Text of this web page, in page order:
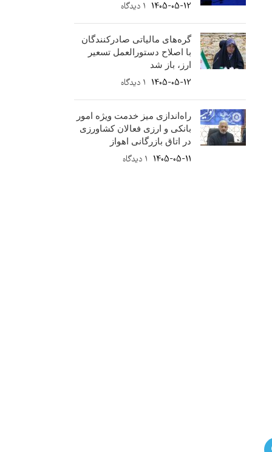
1405-05-12 ۱ دیدگاه
گره‌های مالیاتی صادرکنندگان
با اصلاح دستورالعمل تسعیر
ارز، باز شد
1405-05-12 ۱ دیدگاه
راه‌اندازی میز خدمت ویژه امور
بانکی و ارزی فعالان کشاورزی
در اتاق بازرگانی اهواز
1405-05-11 ۱ دیدگاه